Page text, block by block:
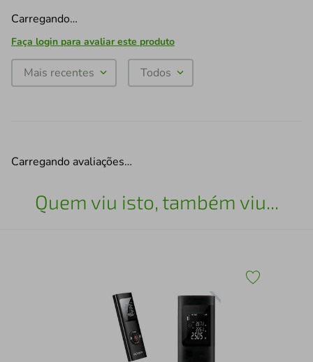
Carregando…
Faça login para avaliar este produto
Mais recentes Todos
Carregando avaliações…
Quem viu isto, também viu...